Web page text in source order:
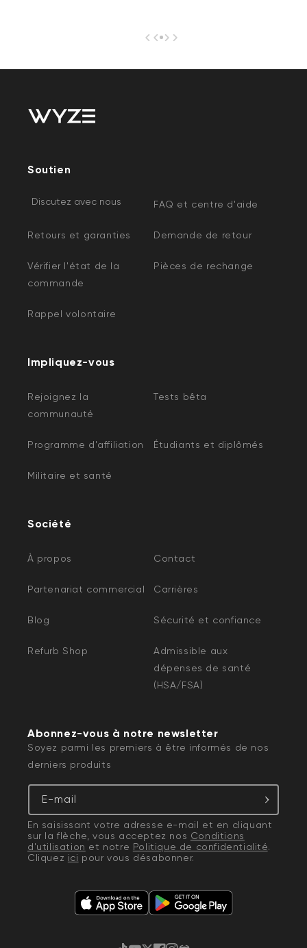
Soutien
Discutez avec nous FAQ et centre d'aide
Retours et garanties Demande de retour
Vérifier l'état de la
commande
Pièces de rechange
Rappel volontaire
Impliquez-vous
Rejoignez la
communauté
Tests bêta
Programme d'affiliation Étudiants et diplômés
Militaire et santé
Société
À propos Contact
Partenariat commercial Carrières
Blog Sécurité et confiance
Refurb Shop
Admissible aux
dépenses de santé
(HSA/FSA)
Abonnez-vous à notre newsletter
Soyez parmi les premiers à être informés de nos
derniers produits
E-mail
En saisissant votre adresse e-mail et en cliquant
sur la flèche, vous acceptez nos Conditions
d'utilisation et notre Politique de confidentialité.
Cliquez ici pour vous désabonner.